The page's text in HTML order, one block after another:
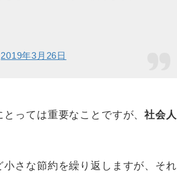
2019年3月26日
とっては重要なことですが、社会人
さな節約を繰り返しますが、それ